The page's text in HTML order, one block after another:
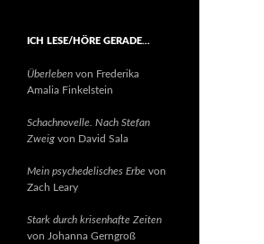
ICH LESE/HÖRE GERADE…
Überleben von Frederika
Amalia Finkelstein
Schachnovelle. Nach Stefan
Zweig von David Sala
Mein psychedelisches Erbe von
Zach Leary
Stark durch krisenhafte Zeiten
von Johanna Gerngroß